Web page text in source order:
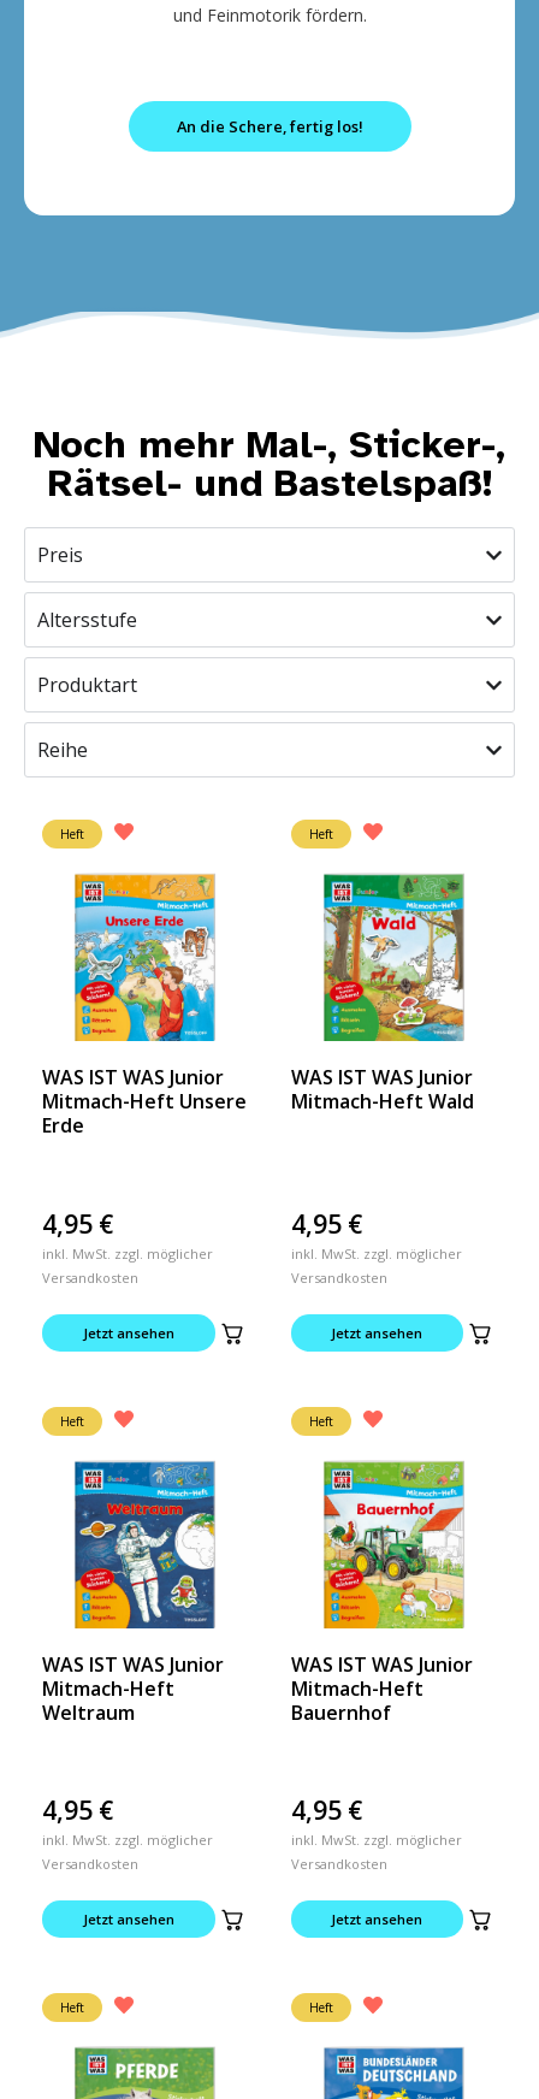
und Feinmotorik fördern.
An die Schere, fertig los!
Noch mehr Mal-, Sticker-,
Rätsel- und Bastelspaß!
Preis
Altersstufe
Produktart
Reihe
Heft
WAS IST WAS Junior
Mitmach-Heft Unsere
Erde
4,95 €
inkl. MwSt. zzgl. möglicher
Versandkosten
Jetzt ansehen
Heft
WAS IST WAS Junior
Mitmach-Heft Wald
4,95 €
inkl. MwSt. zzgl. möglicher
Versandkosten
Jetzt ansehen
Heft
WAS IST WAS Junior
Mitmach-Heft
Weltraum
4,95 €
inkl. MwSt. zzgl. möglicher
Versandkosten
Jetzt ansehen
Heft
WAS IST WAS Junior
Mitmach-Heft
Bauernhof
4,95 €
inkl. MwSt. zzgl. möglicher
Versandkosten
Jetzt ansehen
Heft Heft